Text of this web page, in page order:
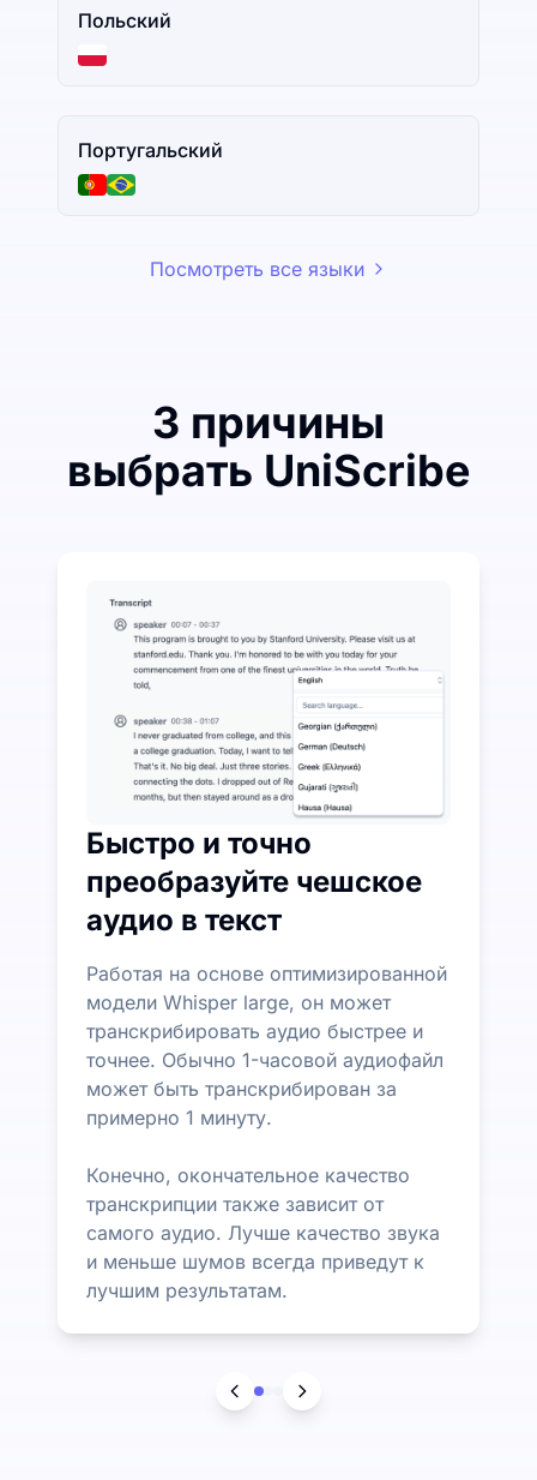
Польский
Португальский
Посмотреть все языки
3 причины
выбрать UniScribe
UniScribe предлагает 120 минут бесплатной
Дополнительные функции ИИ доступны помимо
Автоматически генерируйте резюме, майнд-
Быстро и точно
преобразуйте чешское
аудио в текст
Работая на основе оптимизированной
модели Whisper large, он может
транскрибировать аудио быстрее и
точнее. Обычно 1-часовой аудиофайл
может быть транскрибирован за
примерно 1 минуту.
Конечно, окончательное качество
транскрипции также зависит от
самого аудио. Лучше качество звука
и меньше шумов всегда приведут к
лучшим результатам.